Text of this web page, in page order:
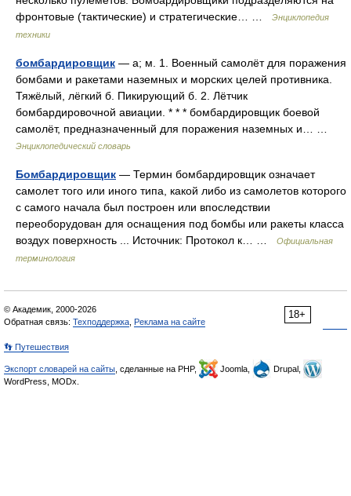
фронтовые (тактические) и стратегические… …
Энциклопедия
техники
бомбардировщик — а; м. 1. Военный самолёт для поражения
бомбами и ракетами наземных и морских целей противника.
Тяжёлый, лёгкий б. Пикирующий б. 2. Лётчик
бомбардировочной авиации. * * * бомбардировщик боевой
самолёт, предназначенный для поражения наземных и… …
Энциклопедический словарь
Бомбардировщик — Термин бомбардировщик означает
самолет того или иного типа, какой либо из самолетов которого
с самого начала был построен или впоследствии
переоборудован для оснащения под бомбы или ракеты класса
воздух поверхность ... Источник: Протокол к… …
Официальная
терминология
18+
© Академик, 2000-2026
Обратная связь: Техподдержка Реклама на сайте
👣 Путешествия
Экспорт словарей на сайты , сделанные на PHP, Joomla,
Drupal,
WordPress, MODx.